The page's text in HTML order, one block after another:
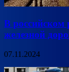
В российском
железной
07.11.2024